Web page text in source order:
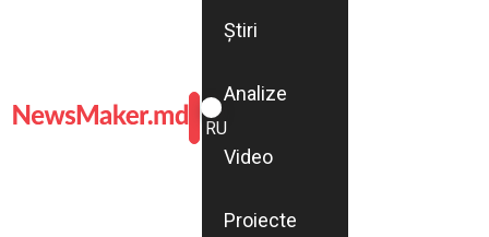
ROMÂNĂ
RU
Știri
Analize
Video
Proiecte